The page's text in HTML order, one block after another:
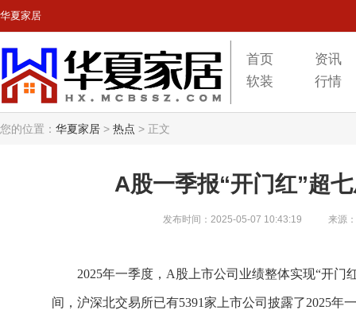
华夏家居
首页
资讯
软装
行情
您的位置： 华夏家居 > 热点 > 正文
A股一季报“开门红”超
发布时间：2025-05-07 10:43:19 来源
2025年一季度，A股上市公司业绩整体实现“开门
间，沪深北交易所已有5391家上市公司披露了2025年